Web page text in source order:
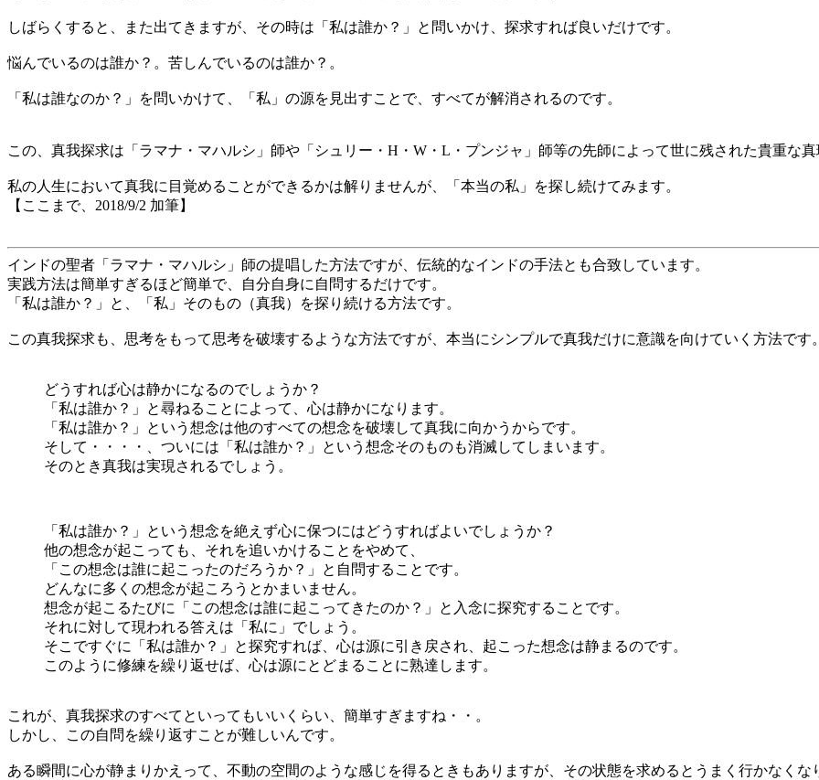
しばらくすると、また出てきますが、その時は「私は誰か？」と問いかけ、探求すれば良いだけです。
悩んでいるのは誰か？。苦しんでいるのは誰か？。
「私は誰なのか？」を問いかけて、「私」の源を見出すことで、すべてが解消されるのです。
この、真我探求は「ラマナ・マハルシ」師や「シュリー・H・W・L・プンジャ」師等の先師によって世に残された貴重な
私の人生において真我に目覚めることができるかは解りませんが、「本当の私」を探し続けてみます。
【ここまで、2018/9/2 加筆】
インドの聖者「ラマナ・マハルシ」師の提唱した方法ですが、伝統的なインドの手法とも合致しています。
実践方法は簡単すぎるほど簡単で、自分自身に自問するだけです。
「私は誰か？」と、「私」そのもの（真我）を探り続ける方法です。
この真我探求も、思考をもって思考を破壊するような方法ですが、本当にシンプルで真我だけに意識を向けていく方法です
どうすれば心は静かになるのでしょうか？
「私は誰か？」と尋ねることによって、心は静かになります。
「私は誰か？」という想念は他のすべての想念を破壊して真我に向かうからです。
そして・・・・、ついには「私は誰か？」という想念そのものも消滅してしまいます。
そのとき真我は実現されるでしょう。
「私は誰か？」という想念を絶えず心に保つにはどうすればよいでしょうか？
他の想念が起こっても、それを追いかけることをやめて、
「この想念は誰に起こったのだろうか？」と自問することです。
どんなに多くの想念が起ころうとかまいません。
想念が起こるたびに「この想念は誰に起こってきたのか？」と入念に探究することです。
それに対して現われる答えは「私に」でしょう。
そこですぐに「私は誰か？」と探究すれば、心は源に引き戻され、起こった想念は静まるのです。
このように修練を繰り返せば、心は源にとどまることに熟達します。
これが、真我探求のすべてといってもいいくらい、簡単すぎますね・・。
しかし、この自問を繰り返すことが難しいんです。
ある瞬間に心が静まりかえって、不動の空間のような感じを得るときもありますが、その状態を求めるとうまく行かなくな